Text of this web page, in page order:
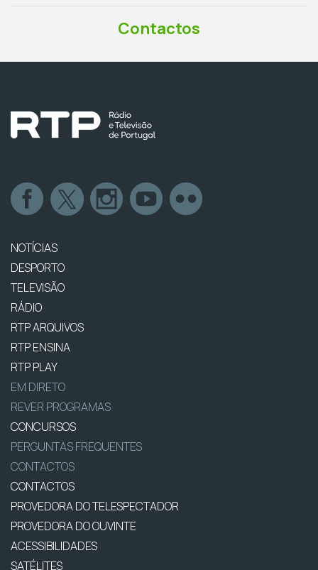
Contactos
NOTÍCIAS
DESPORTO
TELEVISÃO
RÁDIO
RTP ARQUIVOS
RTP ENSINA
RTP PLAY
EM DIRETO
REVER PROGRAMAS
CONCURSOS
PERGUNTAS FREQUENTES
CONTACTOS
CONTACTOS
PROVEDORA DO TELESPECTADOR
PROVEDORA DO OUVINTE
ACESSIBILIDADES
SATÉLITES